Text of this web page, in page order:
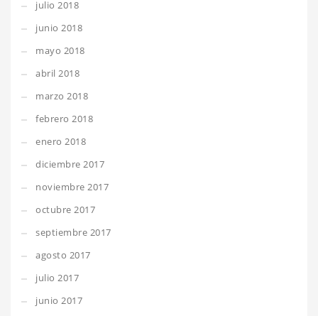
julio 2018
junio 2018
mayo 2018
abril 2018
marzo 2018
febrero 2018
enero 2018
diciembre 2017
noviembre 2017
octubre 2017
septiembre 2017
agosto 2017
julio 2017
junio 2017